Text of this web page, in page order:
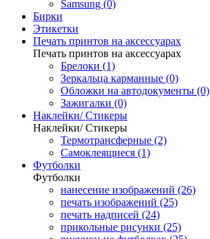
Samsung (0)
Бирки
Этикетки
Печать принтов на аксессуарах
Печать принтов на аксессуарах
Брелоки (1)
Зеркальца карманные (0)
Обложки на автодокументы (0)
Зажигалки (0)
Наклейки/ Стикеры
Наклейки/ Стикеры
Термотрансферные (2)
Самоклеящиеся (1)
Футболки
Футболки
нанесение изображений (26)
печать изображений (25)
печать надписей (24)
прикольные рисунки (25)